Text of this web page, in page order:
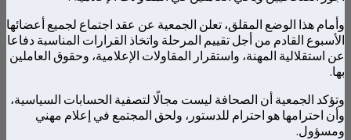
وأمام هذا الوضع المقلق، تعلن الجمعية عن عقد اجتماع لجميع أعضائها
الأسبوع القادم من أجل تقييم المرحلة واتخاذ القرارات المناسبة دفاعا
عن استقلالية المهنة، واستقرار المقاولات الإعلامية، وحقوق العاملين
بها.
وتؤكد الجمعية أن الصحافة ليست مجالًا لتصفية الحسابات السياسية،
وأن احترامها هو احترام للدستور، ولحق المجتمع في إعلام مهني
ومسؤول.